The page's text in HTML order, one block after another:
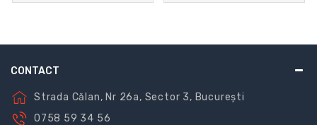
CONTACT
Strada Călan, Nr 26a, Sector 3, București
0758 59 34 56